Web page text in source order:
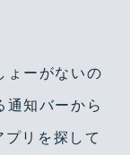
ょーがないの
通知バーから
リを探して